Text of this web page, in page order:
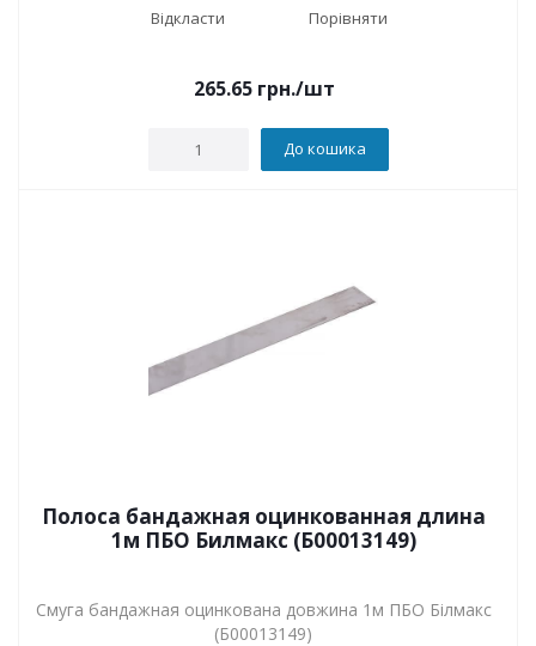
Відкласти Порівняти
265.65грн./шт
До кошика
Полоса бандажная оцинкованная длина
1м ПБО Билмакс (Б00013149)
Смуга бандажная оцинкована довжина 1м ПБО Білмакс
(Б00013149)